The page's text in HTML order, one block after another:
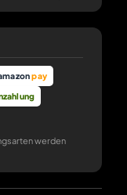
pay
werden